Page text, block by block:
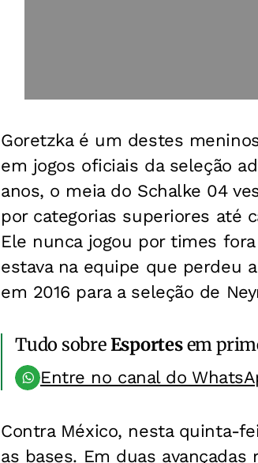
Goretzka é um destes
em jogos oficiais da seleção
anos, o meia do Schalke 04
por categorias superiores até
Ele nunca jogou por times
estava na equipe que perdeu
em 2016 para a seleção de
Tudo sobreEsportesem
Entre no canal do
Contra México, nesta quinta-
as bases. Em duas